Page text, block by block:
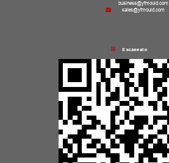
business@yfmould.com
sales@yfmould.com
Escanealo